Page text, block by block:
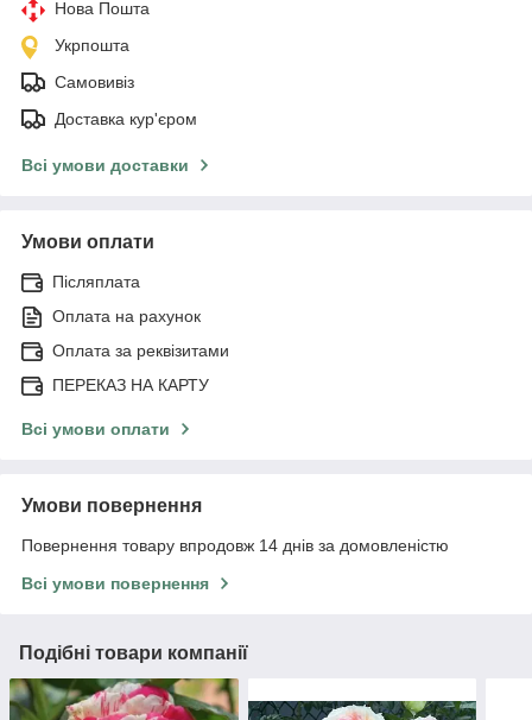
Нова Пошта
Укрпошта
Самовивіз
Доставка кур'єром
Всі умови доставки
Умови оплати
Післяплата
Оплата на рахунок
Оплата за реквізитами
ПЕРЕКАЗ НА КАРТУ
Всі умови оплати
Умови повернення
Повернення товару впродовж 14 днів за домовленістю
Всі умови повернення
Подібні товари компанії